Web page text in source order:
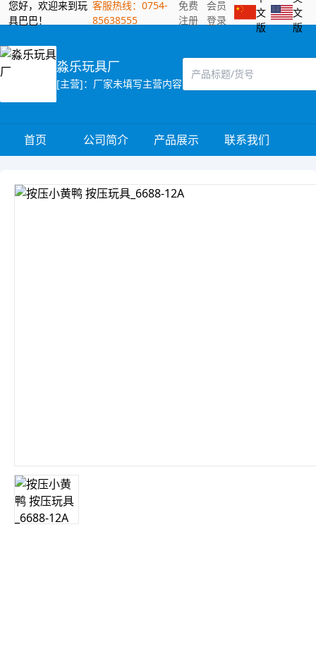
您好，欢迎来到玩
具巴巴！
客服热线：0754-
85638555
免费
注册
会员
登录
文
版
文
版
淼乐玩具厂
[主营]：厂家未填写主营内容
首页 公司简介 产品展示 联系我们